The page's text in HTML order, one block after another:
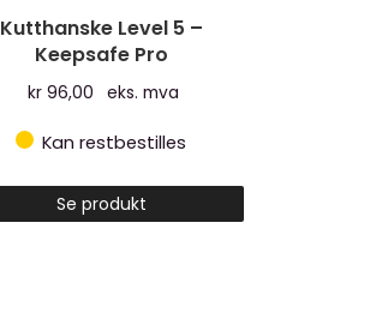
Kutthanske Level 5 –
Keepsafe Pro
kr 96,00 eks. mva
Kan restbestilles
Se produkt